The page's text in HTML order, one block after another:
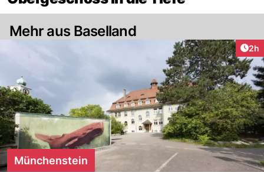
Mehr aus Baselland
2h
Münchenstein